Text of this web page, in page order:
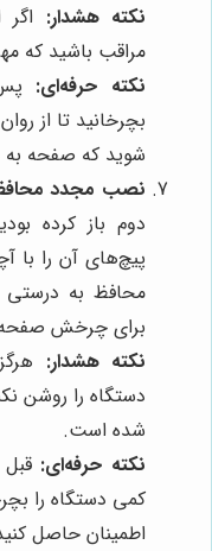
نکته هشدار:
مراقب باشید که
نکته حرفه‌ای:
بچرخانید تا از
شوید که صفحه به
نصب مجدد
دوم باز کرده
پیچ‌های آن را با
محافظ به درستی
برای چرخش صفحه
نکته هشدار:
دستگاه را روشن
شده است.
نکته حرفه‌ای:
کمی دستگاه را
اطمینان حاصل